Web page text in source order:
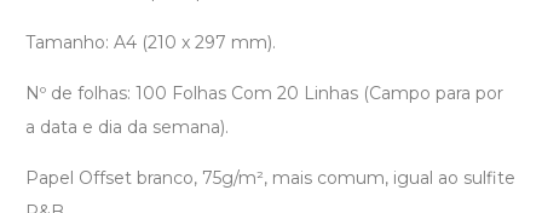
Tamanho: A4 (210 x 297 mm).
Nº de folhas: 100 Folhas Com 20 Linhas (Campo para por
a data e dia da semana).
Papel Offset branco, 75g/m², mais comum, igual ao sulfite